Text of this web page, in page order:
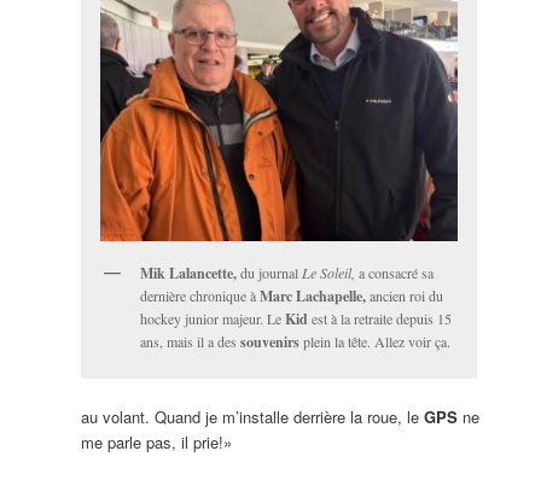
Mik Lalancette,du journal Le Soleil, a consacré sa
dernière chronique àMarc Lachapelle,ancien roi du
hockey junior majeur. LeKid est à la retraite depuis 15
ans, mais il a des souvenirsplein la tête. Allez voir ça.
au volant. Quand je m’installe derrière la roue, le GPSne
me parle pas, il prie!»